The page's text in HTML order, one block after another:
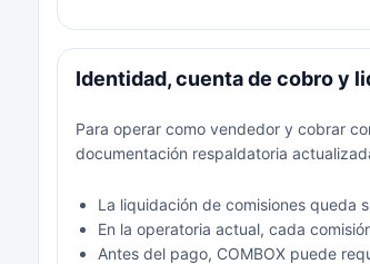
Identidad, cuenta de cobro y
Para operar como vendedor y cobrar
documentación respaldatoria
La liquidación de comisiones queda
En la operatoria actual, cada
Antes del pago, COMBOX puede